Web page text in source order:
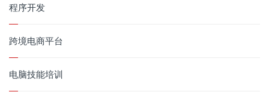
程序开发
跨境电商平台
电脑技能培训